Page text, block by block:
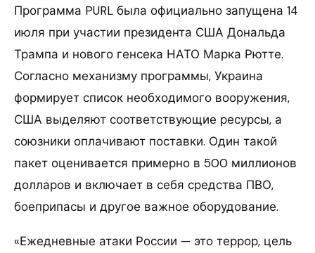
Программа PURL была официально запущена 14
июля при участии президента США Дональда
Трампа и нового генсека НАТО Марка Рютте.
Согласно механизму программы, Украина
формирует список необходимого вооружения,
США выделяют соответствующие ресурсы, а
союзники оплачивают поставки. Один такой
пакет оценивается примерно в 500 миллионов
долларов и включает в себя средства ПВО,
боеприпасы и другое важное оборудование.
«Ежедневные атаки России — это террор, цель